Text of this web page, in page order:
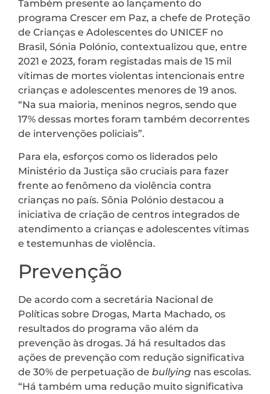
Também presente ao lançamento do
programa Crescer em Paz, a chefe de Proteção
de Crianças e Adolescentes do UNICEF no
Brasil, Sónia Polónio, contextualizou que, entre
2021 e 2023, foram registadas mais de 15 mil
vítimas de mortes violentas intencionais entre
crianças e adolescentes menores de 19 anos.
“Na sua maioria, meninos negros, sendo que
17% dessas mortes foram também decorrentes
de intervenções policiais”.
Para ela, esforços como os liderados pelo
Ministério da Justiça são cruciais para fazer
frente ao fenômeno da violência contra
crianças no país. Sônia Polónio destacou a
iniciativa de criação de centros integrados de
atendimento a crianças e adolescentes vítimas
e testemunhas de violência.
Prevenção
De acordo com a secretária Nacional de
Políticas sobre Drogas, Marta Machado, os
resultados do programa vão além da
prevenção às drogas. Já há resultados das
ações de prevenção com redução significativa
de 30% de perpetuação de bullying nas escolas.
“Há também uma redução muito significativa